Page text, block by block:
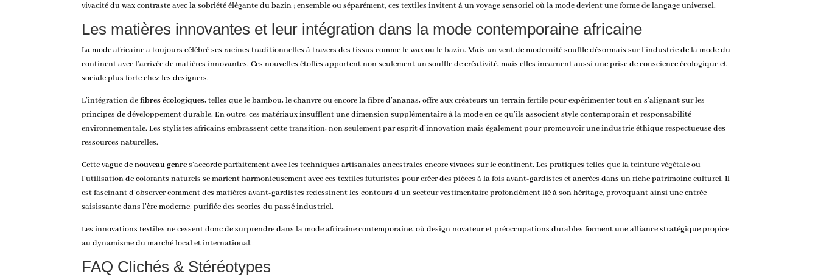
vivacité du wax contraste avec la sobriété élégante du bazin ; ensemble ou séparément, ces textiles invitent à un voyage sensoriel où la mode devient une forme de langage universel.
Les matières innovantes et leur intégration dans la mode contemporaine africaine
La mode africaine a toujours célébré ses racines traditionnelles à travers des tissus comme le wax ou le bazin. Mais un vent de modernité souffle désormais sur l’industrie de la mode du
continent avec l’arrivée de matières innovantes. Ces nouvelles étoffes apportent non seulement un souffle de créativité, mais elles incarnent aussi une prise de conscience écologique et
sociale plus forte chez les designers.
L’intégration defibres écologiques, telles que le bambou, le chanvre ou encore la fibre d’ananas, offre aux créateurs un terrain fertile pour expérimenter tout en s’alignant sur les
principes de développement durable. En outre, ces matériaux insufflent une dimension supplémentaire à la mode en ce qu’ils associent style contemporain et responsabilité
environnementale. Les stylistes africains embrassent cette transition, non seulement par esprit d’innovation mais également pour promouvoir une industrie éthique respectueuse des
ressources naturelles.
Cette vague denouveau genres’accorde parfaitement avec les techniques artisanales ancestrales encore vivaces sur le continent. Les pratiques telles que la teinture végétale ou
l’utilisation de colorants naturels se marient harmonieusement avec ces textiles futuristes pour créer des pièces à la fois avant-gardistes et ancrées dans un riche patrimoine culturel. Il
est fascinant d’observer comment des matières avant-gardistes redessinent les contours d’un secteur vestimentaire profondément lié à son héritage, provoquant ainsi une entrée
saisissante dans l’ère moderne, purifiée des scories du passé industriel.
Les innovations textiles ne cessent donc de surprendre dans la mode africaine contemporaine, où design novateur et préoccupations durables forment une alliance stratégique propice
au dynamisme du marché local et international.
FAQ Clichés & Stéréotypes